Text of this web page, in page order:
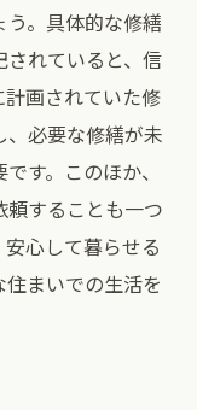
。具体的な修繕
れていると、信
画されていた修
必要な修繕が未
す。このほか、
することも一つ
心して暮らせる
まいでの生活を